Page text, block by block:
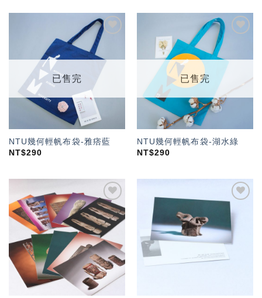
望輕
單」
已售完
NTU幾何輕帆布袋-雅痞藍
NT$290
望輕
已售完
NTU幾何輕帆布袋-湖水綠
NT$290
加入
「願
望輕
單」